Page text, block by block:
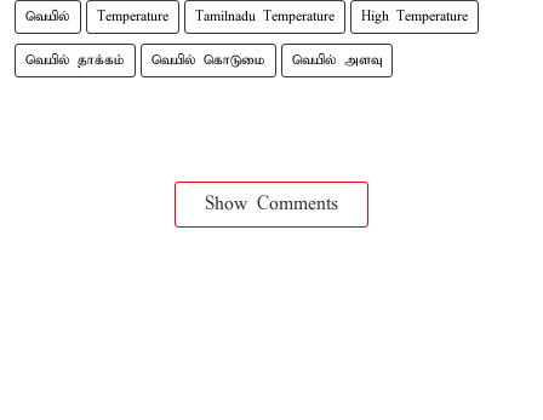
வெயில் Temperature Tamilnadu Temperature High Temperature
வெயில் தாக்கம் வெயில் கொடுமை வெயில் அளவு
Show Comments